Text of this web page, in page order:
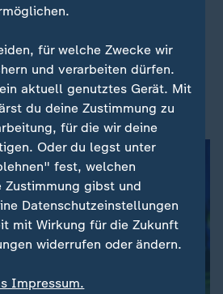
erwähnt ihr Topstar Achraf
keine Präferenzen. "Alle
um so weit wie möglich zu
League-Sieger von
klar.
für welche Zwecke wir
und verarbeiten dürfen.
aktuell genutztes Gerät. Mit
du deine Zustimmung zu
für die wir deine
Oder du legst unter
fest, welchen
Zustimmung gibst und
Datenschutzeinstellungen
mit Wirkung für die Zukunft
widerrufen oder ändern.
Impressum.